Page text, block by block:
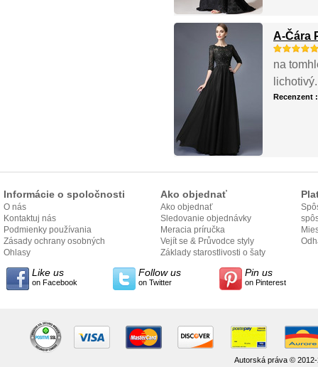
A-Čára
na
lichotivý.
Recenzent
Informácie o spoločnosti
O nás
Kontaktuj nás
Podmienky používania
Zásady ochrany osobných
údajov
Ohlasy
Ako objednať
Ako objednať
Sledovanie objednávky
Meracia príručka
Vejít se & Průvodce styly
Základy starostlivosti o šaty
Like us
on Facebook
Follow us
on Twitter
Pin us
on Pinterest
Autorská práva ©